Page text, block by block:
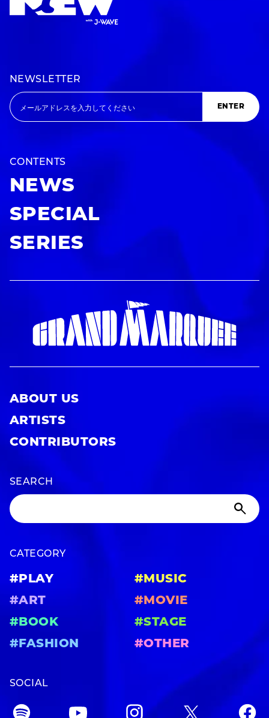
NEWSLETTER
ENTER
CONTENTS
NEWS
SPECIAL
SERIES
ABOUT US
ARTISTS
CONTRIBUTORS
SEARCH
CATEGORY
#PLAY
#MUSIC
#ART
#MOVIE
#BOOK
#STAGE
#FASHION
#OTHER
SOCIAL